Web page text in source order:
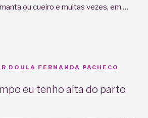
ou cueiro e muitas vezes, em …
DOULA FERNANDA PACHECO
eu tenho alta do parto